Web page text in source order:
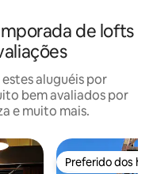
de lofts
aluguéis por
bem avaliados por
e muito mais.
Preferido dos
Preferido dos